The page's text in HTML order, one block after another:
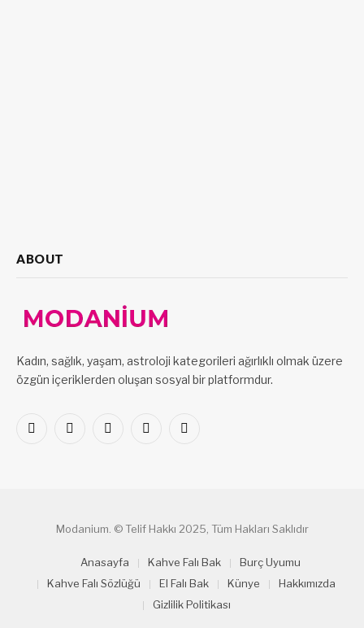
ABOUT
Kadın, sağlık, yaşam, astroloji kategorileri ağırlıklı olmak üzere
özgün içeriklerden oluşan sosyal bir platformdur.
Facebook
X
PinterestLinkedInVKontakte
Modanium. © Telif Hakkı 2025, Tüm Hakları Saklıdır
Anasayfa Kahve Falı Bak
Burç Uyumu
Kahve Falı Sözlüğü
El Falı Bak Künye
Hakkımızda
Gizlilik Politikası